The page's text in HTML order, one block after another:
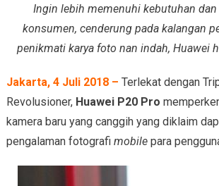
Ingin lebih memenuhi kebutuhan
konsumen, cenderung pada kalangan
penikmati karya foto nan indah, Huawei
Jakarta, 4 Juli 2018 – Terlekat dengan
Revolusioner, Huawei P20 Pro
kamera baru yang canggih yang diklaim
pengalaman fotografi mobilepara